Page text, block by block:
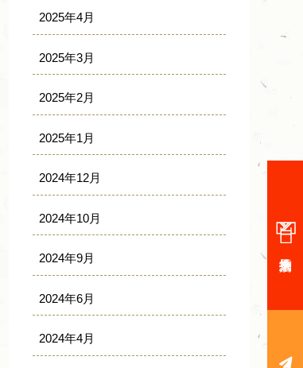
2025年4月
2025年3月
2025年2月
2025年1月
2024年12月
2024年10月
2024年9月
2024年6月
2024年4月